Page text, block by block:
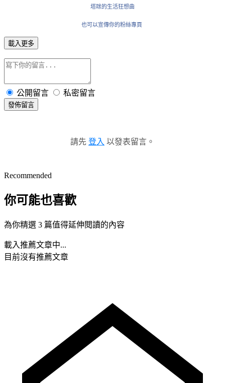
塔咪的生活狂想曲
也可以宣傳你的粉絲專頁
載入更多
公開留言 私密留言
發佈留言
請先 登入 以發表留言。
Recommended
你可能也喜歡
為你精選 3 篇值得延伸閱讀的內容
載入推薦文章中...
目前沒有推薦文章